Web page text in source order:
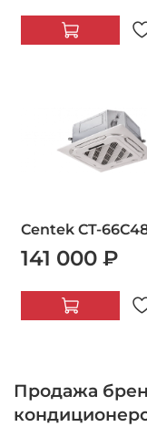
Centek CT-
141 000 ₽
Продажа